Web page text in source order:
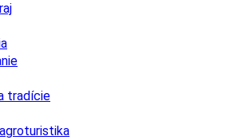
tradície